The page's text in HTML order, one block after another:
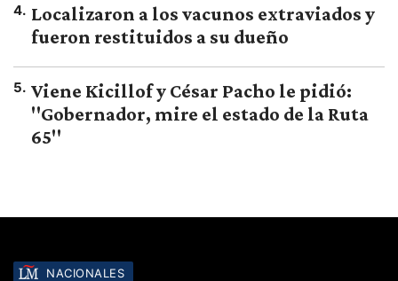
4. Localizaron a los vacunos extraviados y
fueron restituidos a su dueño
5. Viene Kicillof y César Pacho le pidió:
"Gobernador, mire el estado de la Ruta
65"
NACIONALES